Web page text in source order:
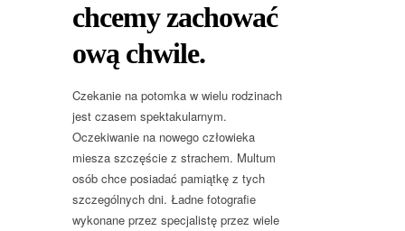
chcemy zachować
ową chwile.
Czekanie na potomka w wielu rodzinach
jest czasem spektakularnym.
Oczekiwanie na nowego człowieka
miesza szczęście z strachem. Multum
osób chce posiadać pamiątkę z tych
szczególnych dni. Ładne fotografie
wykonane przez specjalistę przez wiele